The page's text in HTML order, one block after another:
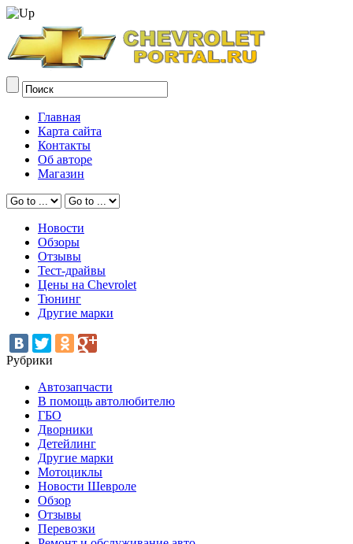
Главная
Карта сайта
Контакты
Об авторе
Магазин
Новости
Обзоры
Отзывы
Тест-драйвы
Цены на Chevrolet
Тюнинг
Другие марки
Рубрики
Автозапчасти
В помощь автолюбителю
ГБО
Дворники
Детейлинг
Другие марки
Мотоциклы
Новости Шевроле
Обзор
Отзывы
Перевозки